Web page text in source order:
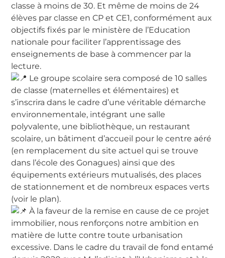
classe à moins de 30. Et même de moins de 24
élèves par classe en CP et CE1, conformément aux
objectifs fixés par le ministère de l’Education
nationale pour faciliter l’apprentissage des
enseignements de base à commencer par la
lecture.
Le groupe scolaire sera composé de 10 salles
de classe (maternelles et élémentaires) et
s’inscrira dans le cadre d’une véritable démarche
environnementale, intégrant une salle
polyvalente, une bibliothèque, un restaurant
scolaire, un bâtiment d’accueil pour le centre aéré
(en remplacement du site actuel qui se trouve
dans l’école des Gonagues) ainsi que des
équipements extérieurs mutualisés, des places
de stationnement et de nombreux espaces verts
(voir le plan).
À la faveur de la remise en cause de ce projet
immobilier, nous renforçons notre ambition en
matière de lutte contre toute urbanisation
excessive. Dans le cadre du travail de fond entamé